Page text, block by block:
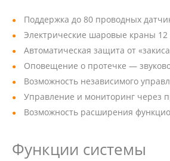
Поддержка до 80 проводных
Электрические шаровые краны 12
Автоматическая защита от
Оповещение о протечке —
Возможность независимого
Управление и мониторинг через
Возможность расширения
Функции системы